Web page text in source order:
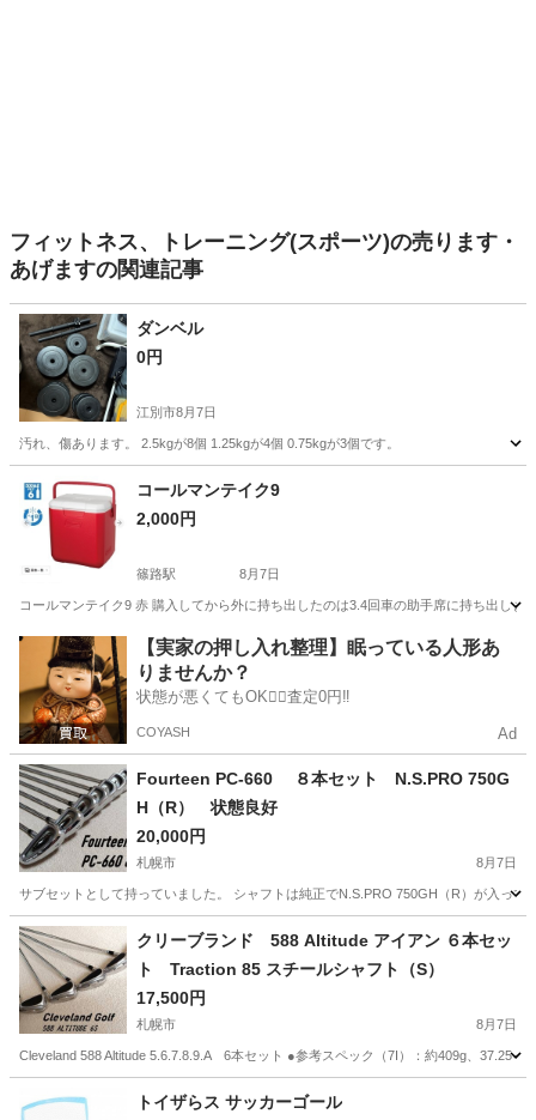
フィットネス、トレーニング(スポーツ)の売ります・
あげますの関連記事
ダンベル
0円
江別市8月7日
汚れ、傷あります。 2.5kgが8個 1.25kgが4個 0.75kgが3個です。
北海道 江別市 ダンベル
コールマンテイク9
2,000円
篠路駅 8月7日
コールマンテイク9 赤 購入してから外に持ち出したのは3.4回車の助手席に持ち出し
北海道 札幌市 篠路駅 その他 助手席
【実家の押し入れ整理】眠っている人形あ
りませんか？
状態が悪くてもOK🙆‍♀️査定0円‼️
COYASH Ad
Fourteen PC-660 ８本セット N.S.PRO 750G
H（R） 状態良好
20,000円
札幌市 8月7日
サブセットとして持っていました。 シャフトは純正でN.S.PRO 750GH（R）が入っ
北海道 札幌市 ゴルフ
クリーブランド 588 Altitude アイアン ６本セッ
ト Traction 85 スチールシャフト（S）
17,500円
札幌市 8月7日
Cleveland 588 Altitude 5.6.7.8.9.A 6本セット ●参考スペック（7I）：約409g、37.25イ
ゴルフ
トイザらス サッカーゴール